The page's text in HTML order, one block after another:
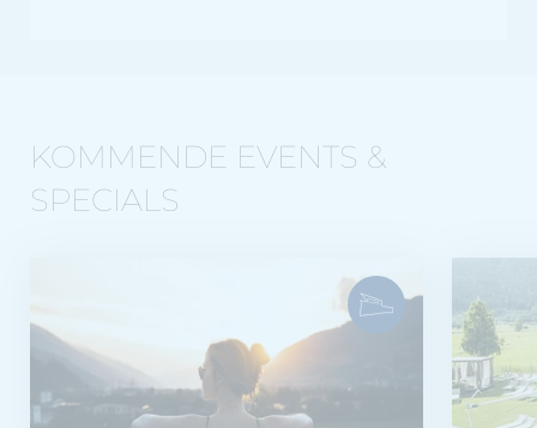
KOMMENDE EVENTS &
SPECIALS